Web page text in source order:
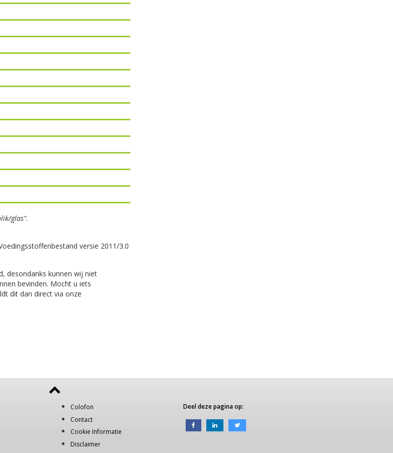
glas".
versie 2011/3.0
desondanks kunnen wij niet
bevinden. Mocht u iets
dit dan direct via onze
Colofon
Contact
Cookie Informatie
Disclaimer
Deel deze pagina op: